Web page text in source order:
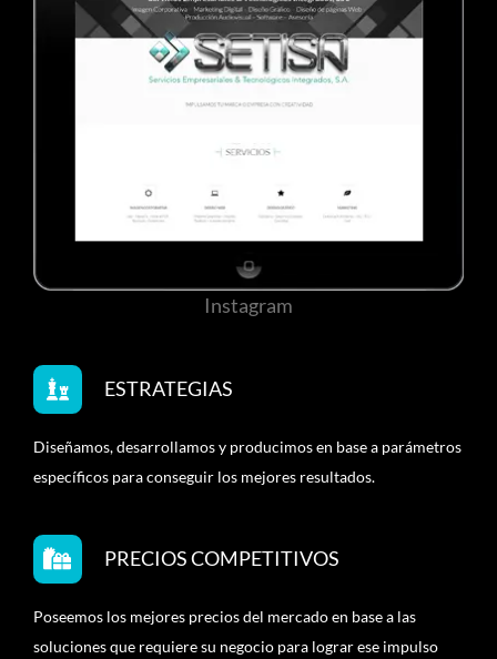
Instagram
ESTRATEGIAS
Diseñamos, desarrollamos y producimos en base a parámetros
específicos para conseguir los mejores resultados.
PRECIOS COMPETITIVOS
Poseemos los mejores precios del mercado en base a las
soluciones que requiere su negocio para lograr ese impulso